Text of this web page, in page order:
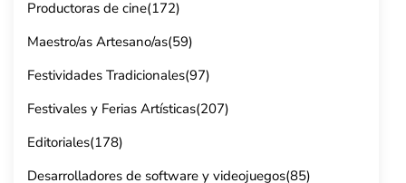
Productoras de cine(172)
Maestro/as Artesano/as(59)
Festividades Tradicionales(97)
Festivales y Ferias Artísticas(207)
Editoriales(178)
Desarrolladores de software y videojuegos(85)